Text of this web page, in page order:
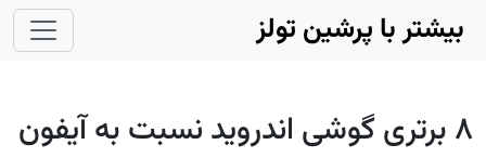
Skip to main content
بیشتر با پرشین تولز
۸ برتری گوشی اندروید نسبت به آیفون